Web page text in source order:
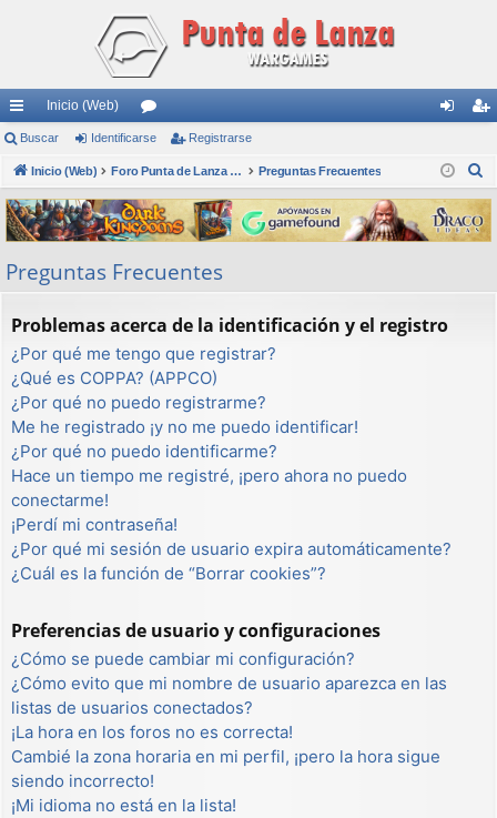
nl
ac
es
rá
pi
Inicio (Web)
or
os nti
fic
ar
ist
ra
rs
Buscar Identificarse Registrarse
Inicio (Web) Foro Punta de Lanza Wargames Preguntas Frecuentes
s
c
r
Preguntas Frecuentes
Problemas acerca de la identificación y el registro
¿Por qué me tengo que registrar?
¿Qué es COPPA? (APPCO)
¿Por qué no puedo registrarme?
Me he registrado ¡y no me puedo identificar!
¿Por qué no puedo identificarme?
Hace un tiempo me registré, ¡pero ahora no puedo
conectarme!
¡Perdí mi contraseña!
¿Por qué mi sesión de usuario expira automáticamente?
¿Cuál es la función de “Borrar cookies”?
Preferencias de usuario y configuraciones
¿Cómo se puede cambiar mi configuración?
¿Cómo evito que mi nombre de usuario aparezca en las
listas de usuarios conectados?
¡La hora en los foros no es correcta!
Cambié la zona horaria en mi perfil, ¡pero la hora sigue
siendo incorrecto!
¡Mi idioma no está en la lista!